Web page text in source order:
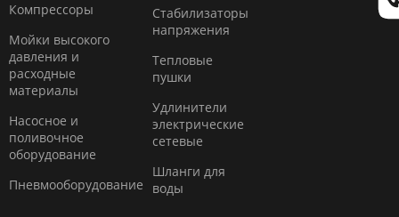
Компресcоры
Мойки высокого
давления и
расходные
материалы
Насосное и
поливочное
оборудование
Пневмооборудование
Стабилизаторы
напряжения
Тепловые
пушки
Удлинители
электрические
сетевые
Шланги для
воды